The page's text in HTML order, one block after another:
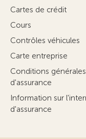
Cartes de crédit
Cours
Contrôles véhicules
Carte entreprise
Conditions
d'assurance
Information sur
d'assurance